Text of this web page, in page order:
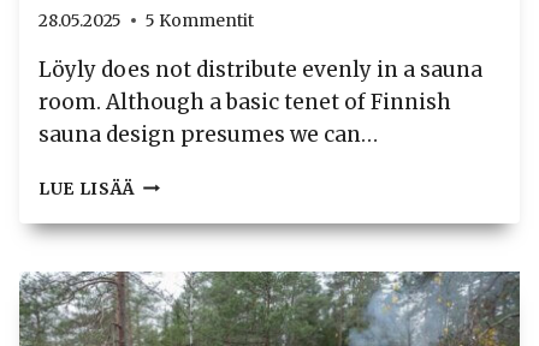
28.05.2025 5 Kommentit
Löyly does not distribute evenly in a sauna
room. Although a basic tenet of Finnish
sauna design presumes we can…
LUE LISÄÄ WHEN
STRIKES
–
PILOT
STUDY